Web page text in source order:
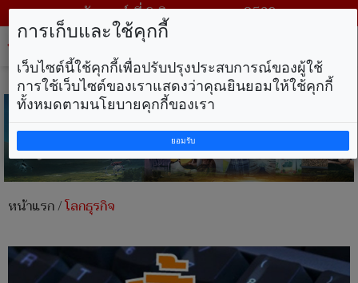
วันเสาร์ ที่ 8 สิงหาคม พ.ศ. 2569
หน้าแรก/โลกธุรกิจ
การเก็บและใช้คุกกี้
เว็บไซต์นี้ใช้คุกกี้เพื่อปรับปรุงประสบการณ์ของผู้ใช้
การใช้เว็บไซต์ของเราแสดงว่าคุณยินยอมให้ใช้คุกกี้
ทั้งหมดตามนโยบายคุกกี้ของเรา
ยอมรับ